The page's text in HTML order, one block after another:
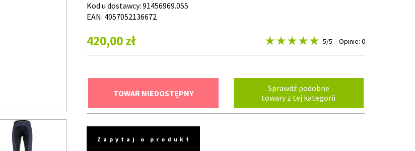
Kod u dostawcy: 91456969.055
EAN: 4057052136672
420,00 zł 5/5 Opinie: 0
TOWAR NIEDOSTĘPNY
Sprawdź podobne
towary z tej kategorii
Zapytaj o produkt